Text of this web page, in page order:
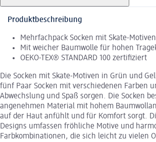
Produktbeschreibung
Mehrfachpack Socken mit Skate-Motiven
Mit weicher Baumwolle für hohen
OEKO-TEX® STANDARD 100 zertifiziert
Die Socken mit Skate-Motiven in Grün und
fünf Paar Socken mit verschiedenen Farben
Abwechslung und Spaß sorgen. Die Socken
angenehmen Material mit hohem
auf der Haut anfühlt und für Komfort sorgt.
Designs umfassen fröhliche Motive und
Farbkombinationen, die sich leicht zu vielen